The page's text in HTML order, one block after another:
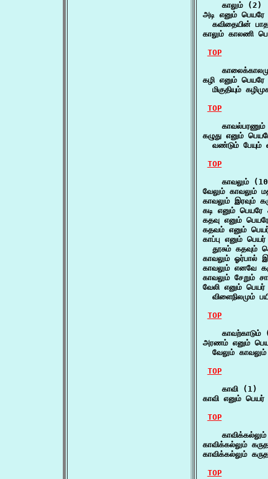
    காலும் (2)
அடி எனும் பெயரே
கவிதையின்
காலும் காலணி
TOP
கழி எனும்
மிகுதியும்
TOP
காவல்பரணும்
கழுது எனும்
வண்டும் பேயும்
TOP
காவலும்
வேலும் காவலும்
காவலும் இரவும்
கடி எனும்
கதவு எனும்
கதவம் எனும்
காப்பு எனும்
தூசும் கதவும்
காவலும் ஓர்பால்
காவலும் எனவே
காவலும் சேறும்
வேலி எனும்
விளைநிலமும்
TOP
காவற்காடும்
அரணம் எனும்
வேலும்
TOP
    காவி (1)
காவி எனும்
TOP
காவிக்கல்லும்
காவிக்கல்லும்
TOP